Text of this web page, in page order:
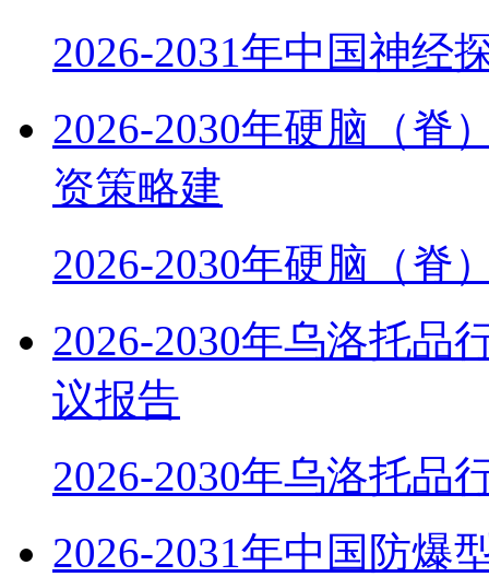
2026-2031年中国神经
2026-2030年硬脑（脊
资策略建
2026-2030年硬脑（脊
2026-2030年乌洛托品
议报告
2026-2030年乌洛托品
2026-2031年中国防爆